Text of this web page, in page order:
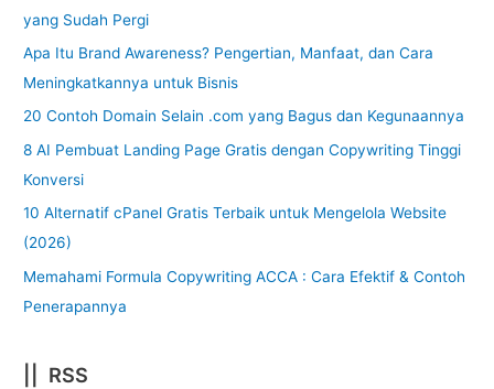
yang Sudah Pergi
Apa Itu Brand Awareness? Pengertian, Manfaat, dan Cara
Meningkatkannya untuk Bisnis
20 Contoh Domain Selain .com yang Bagus dan Kegunaannya
8 AI Pembuat Landing Page Gratis dengan Copywriting Tinggi
Konversi
10 Alternatif cPanel Gratis Terbaik untuk Mengelola Website
(2026)
Memahami Formula Copywriting ACCA : Cara Efektif & Contoh
Penerapannya
|| RSS